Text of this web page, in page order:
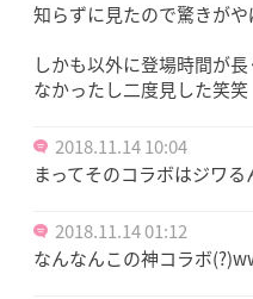
知らずに見たので驚きがや
しかも以外に登場時間が
なかったし二度見した笑笑
2018.11.14 10:04
まってそのコラボはジワ
2018.11.14 01:12
なんなんこの神コラボ